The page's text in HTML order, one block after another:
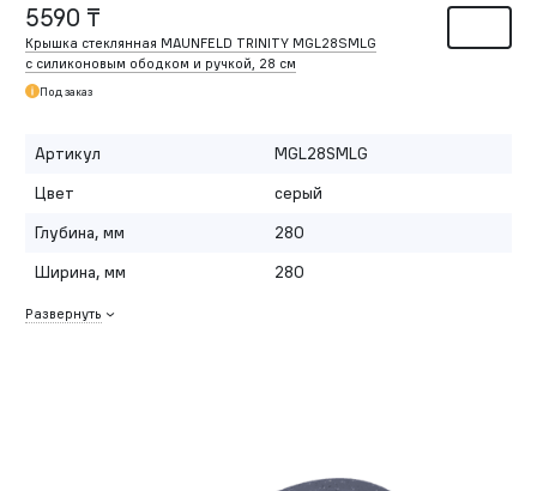
5590 ₸
Крышка стеклянная MAUNFELD TRINITY MGL28SMLG
с силиконовым ободком и ручкой, 28 см
Под заказ
Артикул
MGL28SMLG
Цвет
серый
Глубина, мм
280
Ширина, мм
280
Развернуть